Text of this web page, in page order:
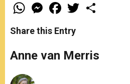
W
t
s
p
p
M
e
s
e
g
e
F
a
e
b
o
k
w
r
Share this Entry
Anne van Merris